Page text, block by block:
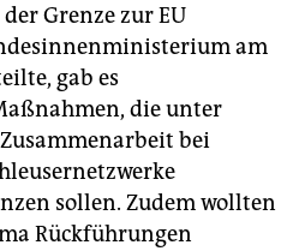
Grenze zur EU
am
gab es
die unter
bei
sollen. Zudem wollten
Rückführungen